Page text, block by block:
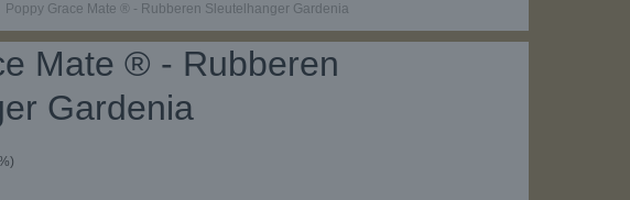
Poppy Grace Mate ® - Rubberen Sleutelhanger Gardenia
Mate ® - Rubberen
Gardenia